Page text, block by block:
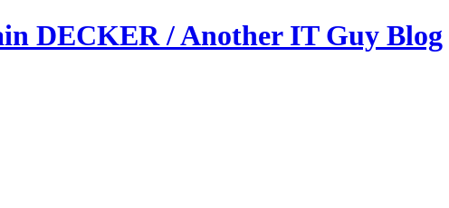
DECKER / Another IT Guy Blog